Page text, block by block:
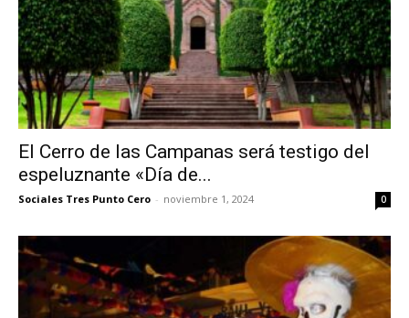
El Cerro de las Campanas será testigo del
espeluznante «Día de...
Sociales Tres Punto Cero - noviembre 1, 2024 0